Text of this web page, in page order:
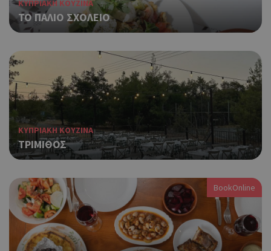
ΚΥΠΡΙΑΚΗ ΚΟΥΖΙΝΑ
TO ΠΑΛΙΟ ΣΧΟΛΕΙΟ
ΚΥΠΡΙΑΚΗ ΚΟΥΖΙΝΑ
ΤΡΙΜΙΘΟΣ
BookOnline